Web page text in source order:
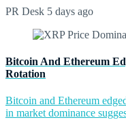
PR Desk 5 days ago
Bitcoin And Ethereum
Rotation
Bitcoin and Ethereum
in market dominance